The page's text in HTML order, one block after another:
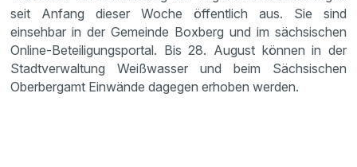
seit Anfang dieser Woche öffentlich aus. Sie sind
einsehbar in der Gemeinde Boxberg und im sächsischen
Online-Beteiligungsportal. Bis 28. August können in der
Stadtverwaltung Weißwasser und beim Sächsischen
Oberbergamt Einwände dagegen erhoben werden.